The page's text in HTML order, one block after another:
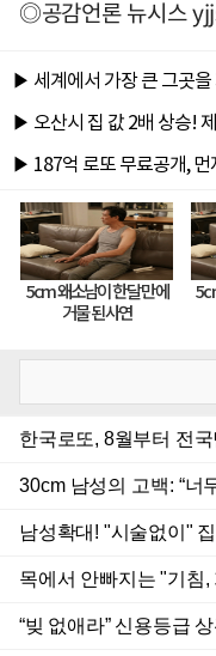
◎공감언론 뉴시스